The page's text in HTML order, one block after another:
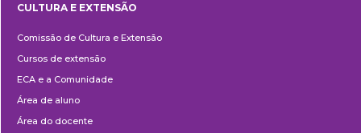
e
Extensão
CULTURA E EXTENSÃO
Comissão de Cultura e Extensão
Cursos de extensão
ECA e a Comunidade
Área de aluno
Área do docente